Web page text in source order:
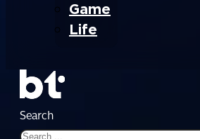
Game
Life
Search